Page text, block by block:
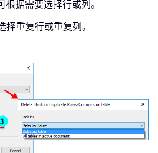
据需要选择行或列。
择重复行或重复列。